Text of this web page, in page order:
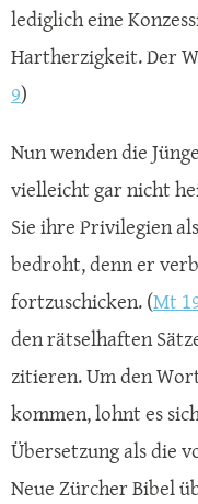
lediglich eine
Hartherzigkeit. Der
9)
Nun wenden die
vielleicht gar nicht
Sie ihre Privilegien
bedroht, denn er
fortzuschicken. (Mt
den rätselhaften
zitieren. Um den
kommen, lohnt es
Übersetzung als die
Neue Zürcher Bibel